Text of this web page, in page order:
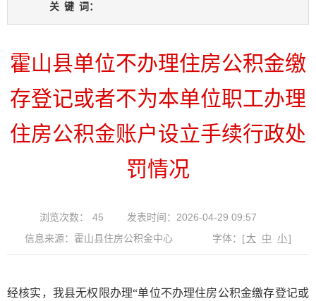
关 键 词：
霍山县单位不办理住房公积金缴
存登记或者不为本单位职工办理
住房公积金账户设立手续行政处
罚情况
浏览次数： 45
发表时间：2026-04-29 09:57
信息来源：霍山县住房公积金中心
字体： [大 中 小]
经核实，我县无权限办理“单位不办理住房公积金缴存登记或